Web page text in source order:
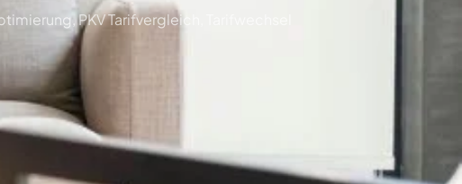
,PKV Tarifvergleich